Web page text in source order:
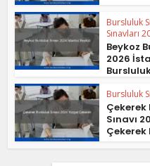
Bursluluk
Sınavları
Beykoz
2026
Bursluluk
Çekerek
Sınavı
Çekerek